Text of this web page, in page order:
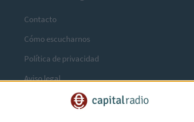
Contacto
Cómo escucharnos
Política de privacidad
Aviso legal